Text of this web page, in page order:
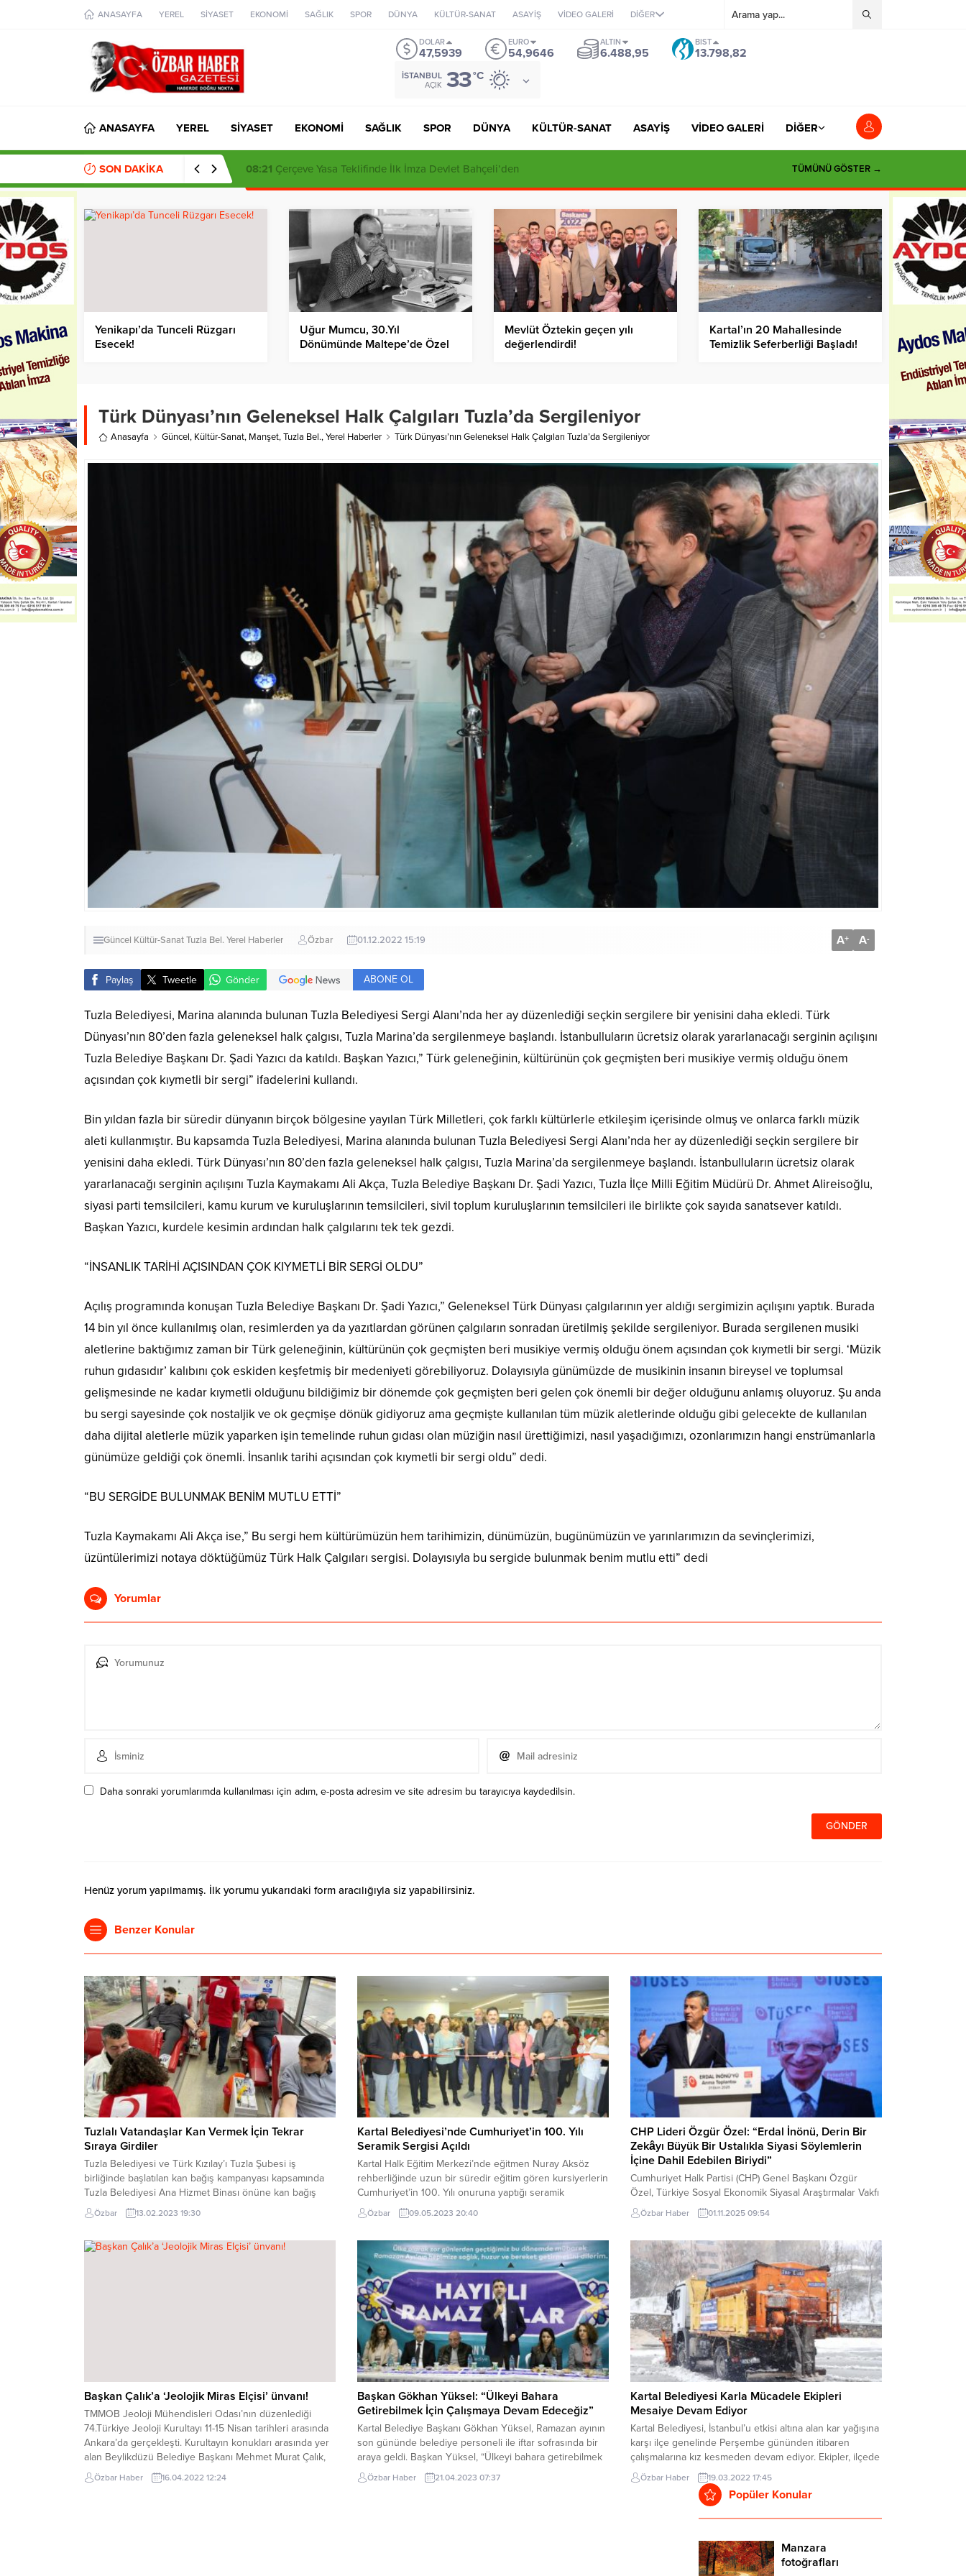
ANASAYFA YEREL SİYASET EKONOMİ SAĞLIK SPOR DÜNYA KÜLTÜR-SANAT ASAYİŞ VİDEO GALERİ DİĞER
DOLAR
47,5939
EURO
54,9646
ALTIN
6.488,95
BIST
13.798,82
İSTANBUL
AÇIK 33°C
ANASAYFA YEREL SİYASET EKONOMİ SAĞLIK SPOR DÜNYA KÜLTÜR-SANAT ASAYİŞ VİDEO GALERİ DİĞER
SON DAKİKA 14:35 Şadi Yazıcı’dan Tuzla’daki İmar İddialarına Sert Yanıt: “Tutarsızlıklar Manzumesi” TÜMÜNÜ GÖSTER →
Yenikapı’da Tunceli Rüzgarı
Esecek!
Uğur Mumcu, 30.Yıl
Dönümünde Maltepe’de Özel
Mevlüt Öztekin geçen yılı
değerlendirdi!
Kartal’ın 20 Mahallesinde
Temizlik Seferberliği Başladı!
Türk Dünyası’nın Geleneksel Halk Çalgıları Tuzla’da Sergileniyor
Anasayfa Güncel, Kültür-Sanat, Manşet,Tuzla Bel.,Yerel Haberler Türk Dünyası’nın Geleneksel Halk Çalgıları Tuzla’da Sergileniyor
Güncel Kültür-SanatTuzla Bel. Yerel Haberler Özbar 01.12.2022 15:19 A+ A-
Paylaş Tweetle Gönder ABONE OL
Tuzla Belediyesi, Marina alanında bulunan Tuzla Belediyesi Sergi Alanı’nda her ay düzenlediği seçkin sergilere bir yenisini daha ekledi. Türk
Dünyası’nın 80’den fazla geleneksel halk çalgısı, Tuzla Marina’da sergilenmeye başlandı. İstanbulluların ücretsiz olarak yararlanacağı serginin açılışını
Tuzla Belediye Başkanı Dr. Şadi Yazıcı da katıldı. Başkan Yazıcı,” Türk geleneğinin, kültürünün çok geçmişten beri musikiye vermiş olduğu önem
açısından çok kıymetli bir sergi” ifadelerini kullandı.
Bin yıldan fazla bir süredir dünyanın birçok bölgesine yayılan Türk Milletleri, çok farklı kültürlerle etkileşim içerisinde olmuş ve onlarca farklı müzik
aleti kullanmıştır. Bu kapsamda Tuzla Belediyesi, Marina alanında bulunan Tuzla Belediyesi Sergi Alanı’nda her ay düzenlediği seçkin sergilere bir
yenisini daha ekledi. Türk Dünyası’nın 80’den fazla geleneksel halk çalgısı, Tuzla Marina’da sergilenmeye başlandı. İstanbulluların ücretsiz olarak
yararlanacağı serginin açılışını Tuzla Kaymakamı Ali Akça, Tuzla Belediye Başkanı Dr. Şadi Yazıcı, Tuzla İlçe Milli Eğitim Müdürü Dr. Ahmet Alireisoğlu,
siyasi parti temsilcileri, kamu kurum ve kuruluşlarının temsilcileri, sivil toplum kuruluşlarının temsilcileri ile birlikte çok sayıda sanatsever katıldı.
Başkan Yazıcı, kurdele kesimin ardından halk çalgılarını tek tek gezdi.
“İNSANLIK TARİHİ AÇISINDAN ÇOK KIYMETLİ BİR SERGİ OLDU”
Açılış programında konuşan Tuzla Belediye Başkanı Dr. Şadi Yazıcı,” Geleneksel Türk Dünyası çalgılarının yer aldığı sergimizin açılışını yaptık. Burada
14 bin yıl önce kullanılmış olan, resimlerden ya da yazıtlardan görünen çalgıların sonradan üretilmiş şekilde sergileniyor. Burada sergilenen musiki
aletlerine baktığımız zaman bir Türk geleneğinin, kültürünün çok geçmişten beri musikiye vermiş olduğu önem açısından çok kıymetli bir sergi. ‘Müzik
ruhun gıdasıdır’ kalıbını çok eskiden keşfetmiş bir medeniyeti görebiliyoruz. Dolayısıyla günümüzde de musikinin insanın bireysel ve toplumsal
gelişmesinde ne kadar kıymetli olduğunu bildiğimiz bir dönemde çok geçmişten beri gelen çok önemli bir değer olduğunu anlamış oluyoruz. Şu anda
bu sergi sayesinde çok nostaljik ve ok geçmişe dönük gidiyoruz ama geçmişte kullanılan tüm müzik aletlerinde olduğu gibi gelecekte de kullanılan
daha dijital aletlerle müzik yaparken işin temelinde ruhun gıdası olan müziğin nasıl ürettiğimizi, nasıl yaşadığımızı, ozonlarımızın hangi enstrümanlarla
günümüze geldiği çok önemli. İnsanlık tarihi açısından çok kıymetli bir sergi oldu” dedi.
“BU SERGİDE BULUNMAK BENİM MUTLU ETTİ”
Tuzla Kaymakamı Ali Akça ise,” Bu sergi hem kültürümüzün hem tarihimizin, dünümüzün, bugünümüzün ve yarınlarımızın da sevinçlerimizi,
üzüntülerimizi notaya döktüğümüz Türk Halk Çalgıları sergisi. Dolayısıyla bu sergide bulunmak benim mutlu etti” dedi
Yorumlar
Daha sonraki yorumlarımda kullanılması için adım, e-posta adresim ve site adresim bu tarayıcıya kaydedilsin.
Henüz yorum yapılmamış. İlk yorumu yukarıdaki form aracılığıyla siz yapabilirsiniz.
Benzer Konular
Tuzlalı Vatandaşlar Kan Vermek İçin Tekrar
Sıraya Girdiler
Tuzla Belediyesi ve Türk Kızılay’ı Tuzla Şubesi iş
birliğinde başlatılan kan bağış kampanyası kapsamında
Tuzla Belediyesi Ana Hizmet Binası önüne kan bağış
aracı geldi. Tuzlalı vatandaşlar depremin ilk 2 gününde
olduğu gibi bugün de kan vermek için uzun kuyruklar
Şubesi iş birliğinde, deprem...
Özbar 13.02.2023 19:30
Kartal Belediyesi’nde Cumhuriyet’in 100. Yılı
Seramik Sergisi Açıldı
Kartal Halk Eğitim Merkezi’nde eğitmen Nuray Aksöz
rehberliğinde uzun bir süredir eğitim gören kursiyerlerin
Cumhuriyet’in 100. Yılı onuruna yaptığı seramik
eserlerden oluşan sergi, Kartal Belediyesi fuaye alanında
açıldı. Serginin açılışını Kartal Halk Eğitim Merkezi
Açılışta kursiyerler adına eğitmen Nuray Aksöz’e buket
takdiminde bulunuldu. Deprem...
Özbar 09.05.2023 20:40
CHP Lideri Özgür Özel: “Erdal İnönü, Derin Bir
Zekâyı Büyük Bir Ustalıkla Siyasi Söylemlerin
İçine Dahil Edebilen Biriydi”
Cumhuriyet Halk Partisi (CHP) Genel Başkanı Özgür
Özel, Türkiye Sosyal Ekonomik Siyasal Araştırmalar Vakfı
(TÜSES) tarafından Sarıyer Belediyesi Boğaziçi Kültür
Sanat Merkezi’nde düzenlenen, eski Başbakan
18’inci yılı anma toplantısına katıldı. Toplantıda konuşan
CHP Genel Başkanı Özel, Erdal İnönü’nün Türk
siyasetinde bıraktığı derin izleri...
Özbar Haber 01.11.2025 09:54
Başkan Çalık’a ‘Jeolojik Miras Elçisi’ ünvanı!
TMMOB Jeoloji Mühendisleri Odası’nın düzenlediği
74.Türkiye Jeoloji Kurultayı 11-15 Nisan tarihleri arasında
Ankara’da gerçekleşti. Kurultayın konukları arasında yer
alan Beylikdüzü Belediye Başkanı Mehmet Murat Çalık,
Beylikdüzü’nde bulunan ve belediye tarafından koruma
altına alınan 23 milyon yıllık fosil ağaçla ilgili sunum
Özbar Haber 16.04.2022 12:24
Başkan Gökhan Yüksel: “Ülkeyi Bahara
Getirebilmek İçin Çalışmaya Devam Edeceğiz”
Kartal Belediye Başkanı Gökhan Yüksel, Ramazan ayının
son gününde belediye personeli ile iftar sofrasında bir
araya geldi. Başkan Yüksel, “Ülkeyi bahara getirebilmek
için çalışmaya devam edeceğiz” dedi. Kartal Belediyesi
çalışanlarının katıldığı iftar yemeği Organik Pazar
Özbar Haber 21.04.2023 07:37
Kartal Belediyesi Karla Mücadele Ekipleri
Mesaiye Devam Ediyor
Kartal Belediyesi, İstanbul’u etkisi altına alan kar yağışına
karşı ilçe genelinde Perşembe gününden itibaren
çalışmalarına kız kesmeden devam ediyor. Ekipler, ilçede
karın etkili olduğu bölgelerde küreme, tuzlama ve ana
arterlerde buzlanma riskine karşı, solüsyon çalışmalarına
aralıksız devam ederken; sahil banında, sokaklarda ve
Özbar Haber 19.03.2022 17:45
Popüler Konular
Manzara
fotoğrafları